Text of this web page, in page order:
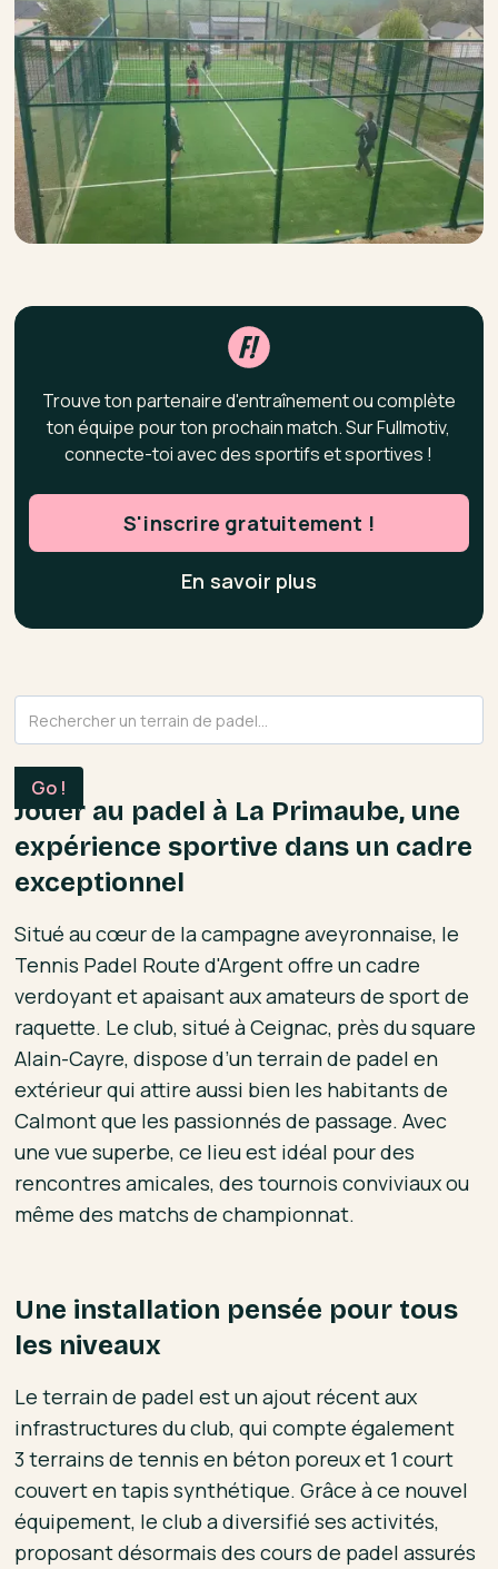
Jouer au padel à La Primaube, une
expérience sportive dans un cadre
exceptionnel
Situé au cœur de la campagne aveyronnaise, le
Tennis Padel Route d'Argent offre un cadre
verdoyant et apaisant aux amateurs de sport de
raquette. Le club, situé à Ceignac, près du square
Alain-Cayre, dispose d’un terrain de padel en
extérieur qui attire aussi bien les habitants de
Calmont que les passionnés de passage. Avec
une vue superbe, ce lieu est idéal pour des
rencontres amicales, des tournois conviviaux ou
même des matchs de championnat.
Une installation pensée pour tous
les niveaux
Le terrain de padel est un ajout récent aux
infrastructures du club, qui compte également
3 terrains de tennis en béton poreux et 1 court
couvert en tapis synthétique. Grâce à ce nouvel
équipement, le club a diversifié ses activités,
proposant désormais des cours de padel assurés
Trouve ton partenaire d'entraînement ou complète
ton équipe pour ton prochain match. Sur Fullmotiv,
connecte-toi avec des sportifs et sportives !
S'inscrire gratuitement !
En savoir plus